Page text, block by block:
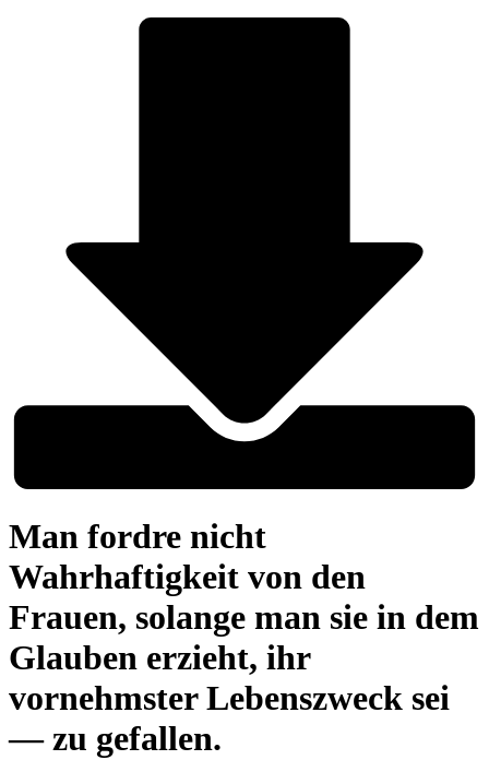
Man fordre nicht
Wahrhaftigkeit von den
Frauen, solange man sie in dem
Glauben erzieht, ihr
vornehmster Lebenszweck sei
— zu gefallen.